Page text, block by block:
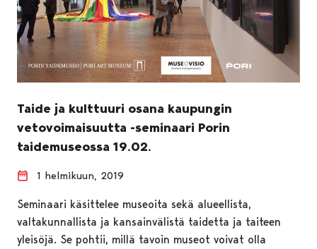
Taide ja kulttuuri osana kaupungin
vetovoimaisuutta -seminaari Porin
taidemuseossa 19.02.
1 helmikuun, 2019
Seminaari käsittelee museoita sekä alueellista,
valtakunnallista ja kansainvälistä taidetta ja taiteen
yleisöjä. Se pohtii, millä tavoin museot voivat olla